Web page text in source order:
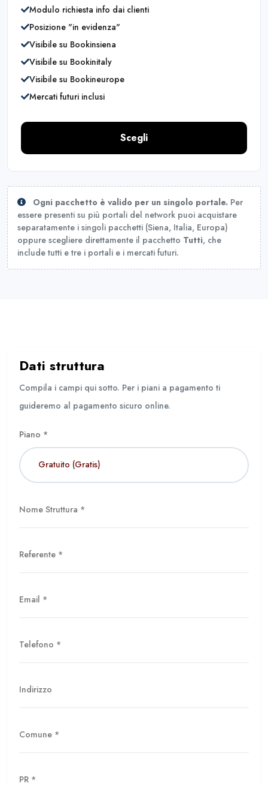
Modulo richiesta info dai clienti
Posizione "in evidenza"
Visibile su Bookinsiena
Visibile su Bookinitaly
Visibile su Bookineurope
Mercati futuri inclusi
Scegli
Ogni pacchetto è valido per un singolo portale. Per
essere presenti su più portali del network puoi acquistare
separatamente i singoli pacchetti (Siena, Italia, Europa)
oppure scegliere direttamente il pacchetto Tutti, che
include tutti e tre i portali e i mercati futuri.
Dati struttura
Compila i campi qui sotto. Per i piani a pagamento ti
guideremo al pagamento sicuro online.
Piano *